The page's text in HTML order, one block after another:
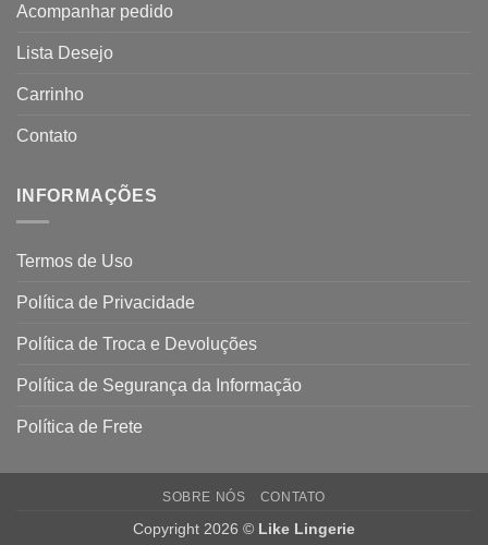
Acompanhar pedido
Lista Desejo
Carrinho
Contato
INFORMAÇÕES
Termos de Uso
Política de Privacidade
Política de Troca e Devoluções
Política de Segurança da Informação
Política de Frete
SOBRE NÓS CONTATO
Copyright 2026 © Like Lingerie